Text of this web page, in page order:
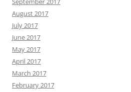
August 2017
July 2017
June 2017
May 2017
April 2017
March 2017
February 2017